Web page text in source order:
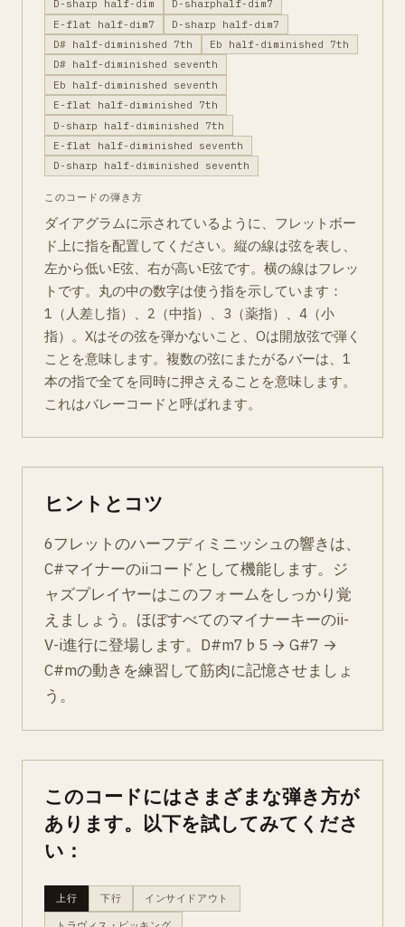
D-sharp half-dim
D-sharphalf-dim7
E-flat half-dim7
D-sharp half-dim7
D# half-diminished 7th
Eb half-diminished 7th
D# half-diminished seventh
Eb half-diminished seventh
E-flat half-diminished 7th
D-sharp half-diminished 7th
E-flat half-diminished seventh
D-sharp half-diminished seventh
このコードの弾き方
ダイアグラムに示されているように、フレットボー
ド上に指を配置してください。縦の線は弦を表し、
左から低いE弦、右が高いE弦です。横の線はフレッ
トです。丸の中の数字は使う指を示しています：
1（人差し指）、2（中指）、3（薬指）、4（小
指）。Xはその弦を弾かないこと、Oは開放弦で弾く
ことを意味します。複数の弦にまたがるバーは、1
本の指で全てを同時に押さえることを意味します。
これはバレーコードと呼ばれます。
ヒントとコツ
6フレットのハーフディミニッシュの響きは、
C#マイナーのiiコードとして機能します。ジ
ャズプレイヤーはこのフォームをしっかり覚
えましょう。ほぼすべてのマイナーキーのii-
V-i進行に登場します。D#m7♭5 → G#7 →
C#mの動きを練習して筋肉に記憶させましょ
う。
このコードにはさまざまな弾き方が
あります。以下を試してみてくださ
い：
上行 下行 インサイドアウト